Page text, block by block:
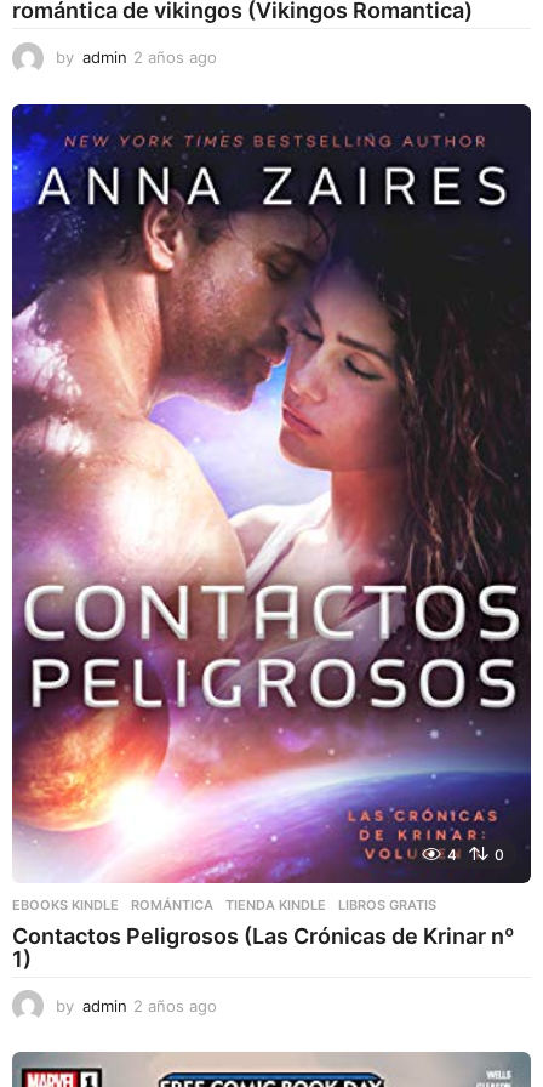
romántica de vikingos (Vikingos Romantica)
by admin 2 años ago
ñ
o
s
g
o
4 0
EBOOKS KINDLE ,ROMÁNTICA ,TIENDA KINDLE LIBROS GRATIS
Contactos Peligrosos (Las Crónicas de Krinar nº
1)
by admin 2 años ago
ñ
o